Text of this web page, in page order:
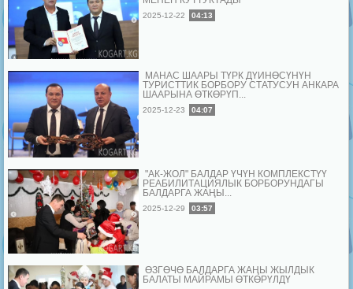
2025-12-22 04:13
МАНАС ШААРЫ ТҮРК ДҮЙНӨСҮНҮН
ТУРИСТТИК БОРБОРУ СТАТУСУН АНКАРА
ШААРЫНА ӨТКӨРҮП...
2025-12-23 04:07
"АК-ЖОЛ" БАЛДАР ҮЧҮН КОМПЛЕКСТҮҮ
РЕАБИЛИТАЦИЯЛЫК БОРБОРУНДАГЫ
БАЛДАРГА ЖАҢЫ...
2025-12-29 03:57
ӨЗГӨЧӨ БАЛДАРГА ЖАҢЫ ЖЫЛДЫК
БАЛАТЫ МАЙРАМЫ ӨТКӨРҮЛДҮ